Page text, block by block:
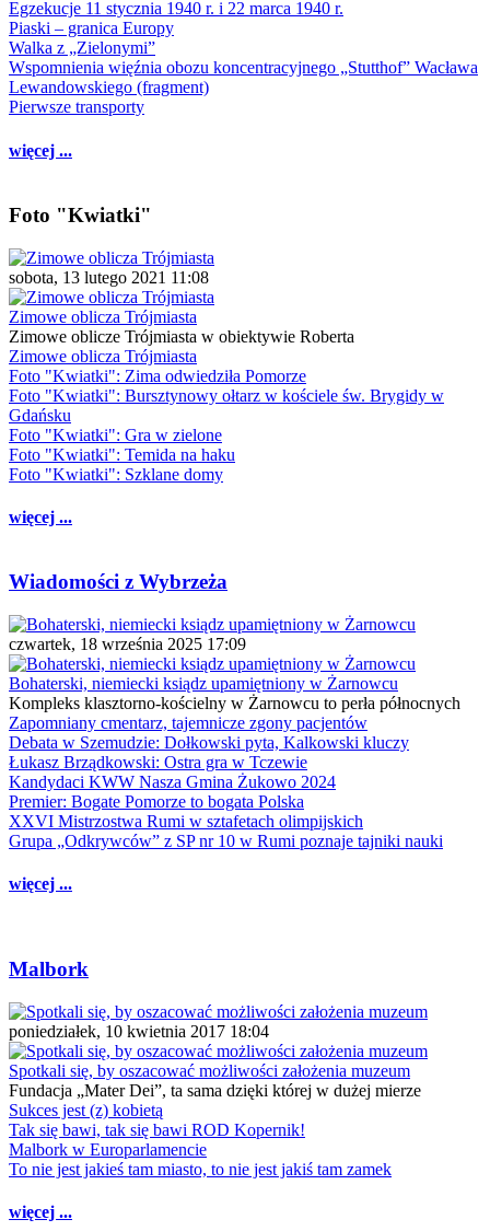
Egzekucje 11 stycznia 1940 r. i 22 marca 1940 r.
Piaski – granica Europy
Walka z „Zielonymi”
Wspomnienia więźnia obozu koncentracyjnego „Stutthof” Wacława
Lewandowskiego (fragment)
Pierwsze transporty
więcej ...
Foto "Kwiatki"
sobota, 13 lutego 2021 11:08
Zimowe oblicza Trójmiasta
Zimowe oblicze Trójmiasta w obiektywie Roberta
Zimowe oblicza Trójmiasta
Foto "Kwiatki": Zima odwiedziła Pomorze
Foto "Kwiatki": Bursztynowy ołtarz w kościele św. Brygidy w
Gdańsku
Foto "Kwiatki": Gra w zielone
Foto "Kwiatki": Temida na haku
Foto "Kwiatki": Szklane domy
więcej ...
Wiadomości z Wybrzeża
czwartek, 18 września 2025 17:09
Bohaterski, niemiecki ksiądz upamiętniony w Żarnowcu
Kompleks klasztorno-kościelny w Żarnowcu to perła północnych
Zapomniany cmentarz, tajemnicze zgony pacjentów
Debata w Szemudzie: Dołkowski pyta, Kalkowski kluczy
Łukasz Brządkowski: Ostra gra w Tczewie
Kandydaci KWW Nasza Gmina Żukowo 2024
Premier: Bogate Pomorze to bogata Polska
XXVI Mistrzostwa Rumi w sztafetach olimpijskich
Grupa „Odkrywców” z SP nr 10 w Rumi poznaje tajniki nauki
więcej ...
Malbork
poniedziałek, 10 kwietnia 2017 18:04
Spotkali się, by oszacować możliwości założenia muzeum
Fundacja „Mater Dei”, ta sama dzięki której w dużej mierze
Sukces jest (z) kobietą
Tak się bawi, tak się bawi ROD Kopernik!
Malbork w Europarlamencie
To nie jest jakieś tam miasto, to nie jest jakiś tam zamek
więcej ...